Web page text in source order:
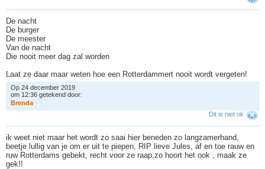
De nacht
De burger
De meester
Van de nacht
Die nooit meer dag zal worden
Laat ze daar maar weten hoe een Rotterdammert nooit wordt vergeten!
Op 24 december 2019
om 12:36 getekend door:
Brenda
Dit is niet ok
ik weet niet maar het wordt zo saai hier beneden zo langzamerhand,
beetje lullig van je om er uit te piepen, RIP lieve Jules, af en toe rauw en
ruw Rotterdams gebekt, recht voor ze raap,zo hoort het ook , maak ze
gek!!